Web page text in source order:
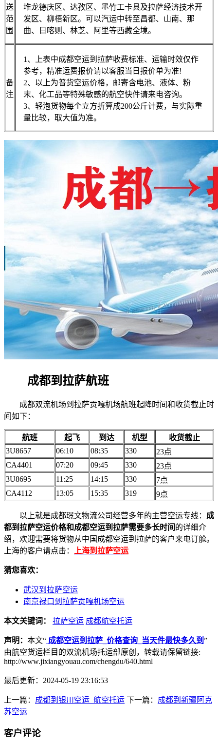
送
范
围
堆龙德庆区、达孜区、墨竹工卡县及拉萨经济技术开
发区、柳梧新区。可以汽运中转至昌都、山南、那
曲、日喀则、林芝、阿里等西藏全境。
备
注
1、上表中成都空运到拉萨收费标准、运输时效仅作
参考，精准运费报价请以客服当日报价单为准!
2、以上为普货空运价格，邮寄含电池、液体、粉
末、化工品等特殊敏感的航空快件请来电咨询。
3、轻泡货物每个立方折算成200公斤计费，与实际重
量比较，取大值为准。
成都到拉萨航班
成都双流机场到拉萨贡嘎机场航班起降时间和收货截止时
间如下：
航班 起飞 到达 机型
收货截止
3U8657
06:10 08:35 330
23点
CA4401
07:20 09:45 330
23点
3U8695
11:25 14:15 330
7点
CA4112
13:05 15:35 319 9点
以上就是成都璟文物流公司经营多年的主营空运专线： 成
都到拉萨空运价格和成都空运到拉萨需要多长时间 的详细介
绍，欢迎需要将货物从中国成都空运到拉萨的客户来电订舱。
上海的客户请点击：
上海到拉萨空运
猜您喜欢：
武汉到拉萨空运
南京禄口到拉萨贡嘎机场空运
本文关键词： 拉萨空运 成都航空托运
声明： 本文“ 成都空运到拉萨_价格查询_当天件最快多久到 ”
由航空货运栏目的双流机场托运部原创，转载请保留链接:
http://www.jixiangyouau.com/chengdu/640.html
最后更新：2024-05-19 23:16:53
上一篇： 成都到银川空运_航空托运 下一篇： 成都到新疆阿克
苏空运
客户评论